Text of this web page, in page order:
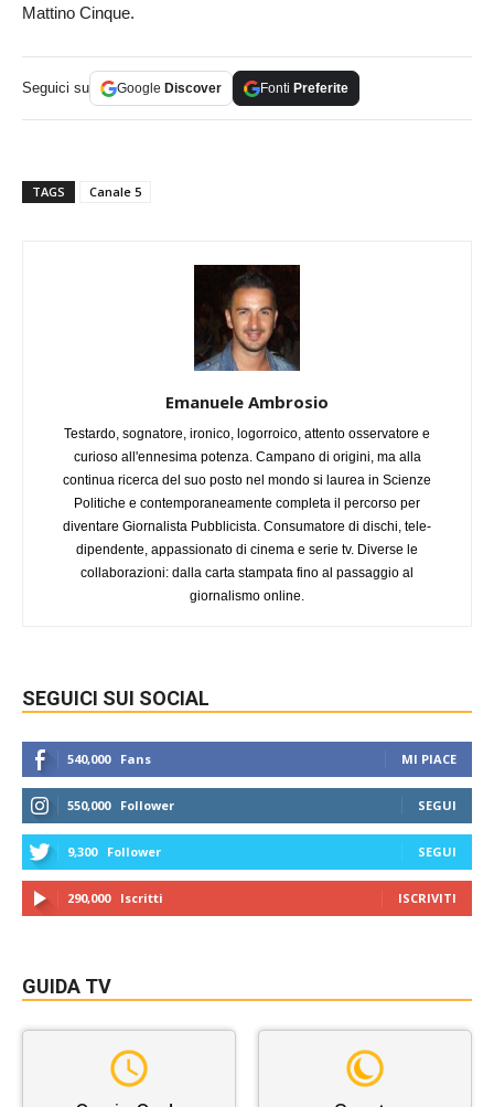
Mattino Cinque.
Seguici su Google Discover Fonti Preferite
TAGS Canale 5
Emanuele Ambrosio
Testardo, sognatore, ironico, logorroico, attento osservatore e
curioso all'ennesima potenza. Campano di origini, ma alla
continua ricerca del suo posto nel mondo si laurea in Scienze
Politiche e contemporaneamente completa il percorso per
diventare Giornalista Pubblicista. Consumatore di dischi, tele-
dipendente, appassionato di cinema e serie tv. Diverse le
collaborazioni: dalla carta stampata fino al passaggio al
giornalismo online.
SEGUICI SUI SOCIAL
540,000 Fans MI PIACE
550,000 Follower SEGUI
9,300 Follower SEGUI
290,000 Iscritti ISCRIVITI
GUIDA TV